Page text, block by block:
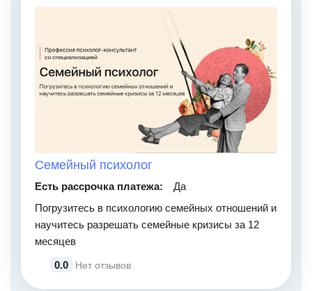
Семейный психолог
Есть рассрочка платежа:
Да
Погрузитесь в психологию семейных отношений и
научитесь разрешать семейные кризисы за 12
месяцев
0.0
Нет отзывов